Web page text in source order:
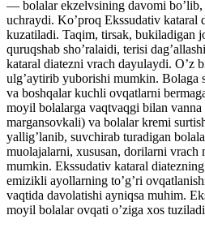
— bolalar ekzelvsining davomi bo’lib,
uchraydi. Ko’proq Ekssudativ kataral
kuzatiladi. Taqim, tirsak, bukiladigan
quruqshab sho’ralaidi, terisi
kataral diatezni vrach dayulaydi. O’z
ulg’aytirib yuborishi mumkin. Bolaga
va boshqalar kuchli ovqatlarni
moyil bolalarga vaqtvaqgi bilan
margansovkali) va bolalar kremi
yallig’lanib, suvchirab turadigan
muolajalarni, xususan, dorilarni vrach
mumkin. Ekssudativ kataral
emizikli ayollarning to’g’ri
vaqtida davolatishi ayniqsa muhim.
moyil bolalar ovqati o’ziga xos